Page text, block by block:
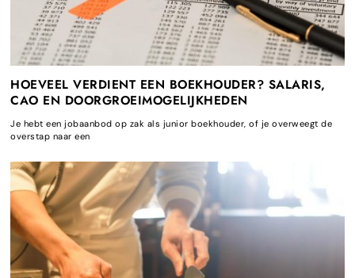
HOEVEEL VERDIENT EEN BOEKHOUDER? SALARIS,
CAO EN DOORGROEIMOGELIJKHEDEN
Je hebt een jobaanbod op zak als junior boekhouder, of je overweegt de
overstap naar een